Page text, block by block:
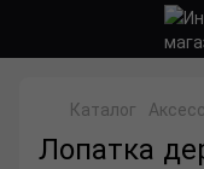
Каталог
Лопатка